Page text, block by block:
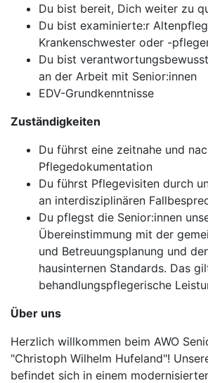
Du bist bereit, Dich weiter zu
Du bist examinierte:r
Krankenschwester oder -
Du bist
an der Arbeit mit Senior:innen
EDV-Grundkenntnisse
Zuständigkeiten
Du führst eine zeitnahe und
Pflegedokumentation
Du führst Pflegevisiten durch
an interdisziplinären
Du pflegst die Senior:innen
Übereinstimmung mit der
und Betreuungsplanung und
hausinternen Standards. Das
behandlungspflegerische
Über uns
Herzlich willkommen beim AWO
"Christoph Wilhelm Hufeland"!
befindet sich in einem